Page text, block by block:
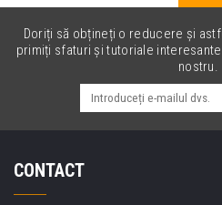
Doriți să obțineți o reducere și
primiți sfaturi și tutoriale
nostru.
CONTACT